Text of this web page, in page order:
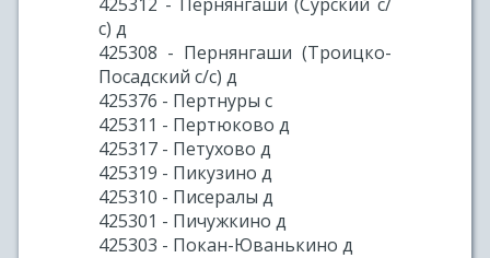
с) д
425308 - Пернянгаши (Троицко-
Посадский с/с) д
425376 - Пертнуры с
425311 - Пертюково д
425317 - Петухово д
425319 - Пикузино д
425310 - Писералы д
425301 - Пичужкино д
425303 - Покан-Юванькино д